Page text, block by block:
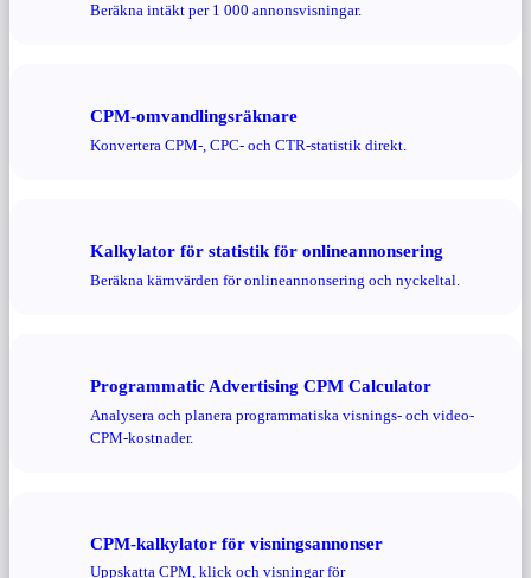
Beräkna intäkt per 1 000 annonsvisningar.
CPM-omvandlingsräknare
Konvertera CPM-, CPC- och CTR-statistik direkt.
Kalkylator för statistik för onlineannonsering
Beräkna kärnvärden för onlineannonsering och nyckeltal.
Programmatic Advertising CPM Calculator
Analysera och planera programmatiska visnings- och video-
CPM-kostnader.
CPM-kalkylator för visningsannonser
Uppskatta CPM, klick och visningar för